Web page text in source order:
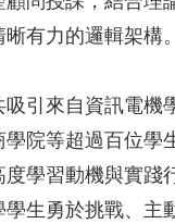
有力的邏輯架構。
引來自資訊電機
院等超過百位學
學習動機與實踐
學生勇於挑戰、主